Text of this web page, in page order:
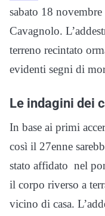
sabato 18
Cavagnolo.
terreno recintato
evidenti segni di
Le indagini dei
In base ai primi
così il 27enne
stato affidato nel
il corpo riverso a
vicino di casa.